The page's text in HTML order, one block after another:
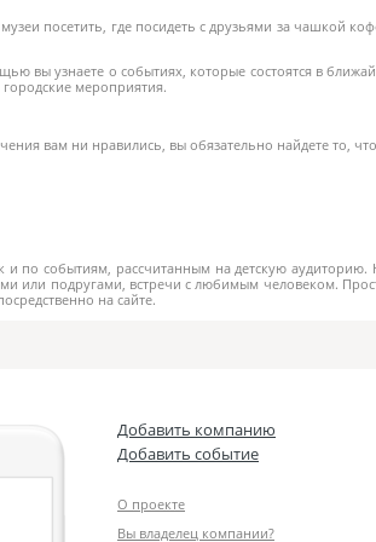
посетить, где посидеть с друзьями за чашкой
вы узнаете о событиях, которые состоятся в
мероприятия.
вам ни нравились, вы обязательно найдете то,
и по событиям, рассчитанным на детскую
или подругами, встречи с любимым человеком.
на сайте.
Добавить компанию
Добавить событие
О проекте
Вы владелец компании?